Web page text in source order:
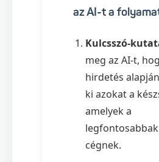
az AI-t a
Kulcsszó-
meg az AI-t,
hirdetés
ki azokat a
amelyek a
cégnek.